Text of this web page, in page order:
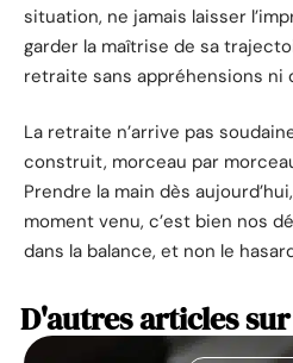
situation, ne jamais laisser
garder la maîtrise de sa
retraite sans appréhensions ni
La retraite n’arrive pas
construit, morceau par
Prendre la main dès
moment venu, c’est bien nos
dans la balance, et non le
D'autres articles